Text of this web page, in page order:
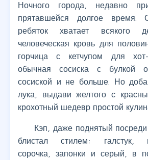
Ночного города, недавно
прятавшейся долгое время.
ребяток хватает
человеческая кровь для
горчица с кетчупом для
обычная сосиска с булкой
сосиской и не больше. Но
лука, выдави желтого с
крохотный шедевр простой
Кэп, даже поднятый посреди
блистал стилем: галстук,
сорочка, запонки и серый, в